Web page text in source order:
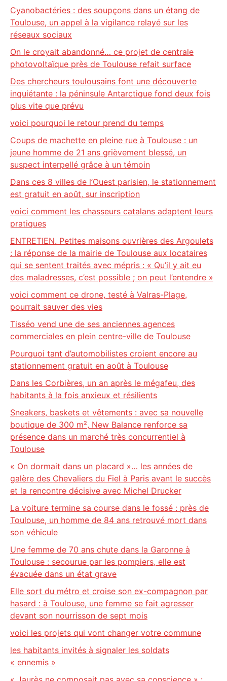
Cyanobactéries : des soupçons dans un étang de
Toulouse, un appel à la vigilance relayé sur les
réseaux sociaux
On le croyait abandonné… ce projet de centrale
photovoltaïque près de Toulouse refait surface
Des chercheurs toulousains font une découverte
inquiétante : la péninsule Antarctique fond deux fois
plus vite que prévu
voici pourquoi le retour prend du temps
Coups de machette en pleine rue à Toulouse : un
jeune homme de 21 ans grièvement blessé, un
suspect interpellé grâce à un témoin
Dans ces 8 villes de l’Ouest parisien, le stationnement
est gratuit en août, sur inscription
voici comment les chasseurs catalans adaptent leurs
pratiques
ENTRETIEN. Petites maisons ouvrières des Argoulets
: la réponse de la mairie de Toulouse aux locataires
qui se sentent traités avec mépris : « Qu’il y ait eu
des maladresses, c’est possible ; on peut l’entendre »
voici comment ce drone, testé à Valras-Plage,
pourrait sauver des vies
Tisséo vend une de ses anciennes agences
commerciales en plein centre-ville de Toulouse
Pourquoi tant d’automobilistes croient encore au
stationnement gratuit en août à Toulouse
Dans les Corbières, un an après le mégafeu, des
habitants à la fois anxieux et résilients
Sneakers, baskets et vêtements : avec sa nouvelle
boutique de 300 m², New Balance renforce sa
présence dans un marché très concurrentiel à
Toulouse
« On dormait dans un placard »… les années de
galère des Chevaliers du Fiel à Paris avant le succès
et la rencontre décisive avec Michel Drucker
La voiture termine sa course dans le fossé : près de
Toulouse, un homme de 84 ans retrouvé mort dans
son véhicule
Une femme de 70 ans chute dans la Garonne à
Toulouse : secourue par les pompiers, elle est
évacuée dans un état grave
Elle sort du métro et croise son ex-compagnon par
hasard : à Toulouse, une femme se fait agresser
devant son nourrisson de sept mois
voici les projets qui vont changer votre commune
les habitants invités à signaler les soldats
« ennemis »